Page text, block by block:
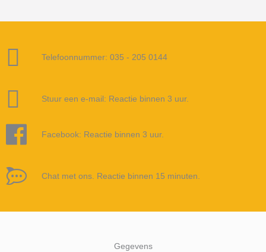
Telefoonnummer: 035 - 205 0144
Stuur een e-mail: Reactie binnen 3 uur.
Facebook: Reactie binnen 3 uur.
Chat met ons. Reactie binnen 15 minuten.
Gegevens